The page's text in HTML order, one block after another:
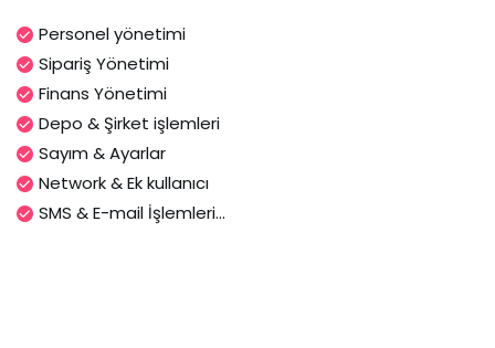
Personel yönetimi
Sipariş Yönetimi
Finans Yönetimi
Depo & Şirket işlemleri
Sayım & Ayarlar
Network & Ek kullanıcı
SMS & E-mail İşlemleri...